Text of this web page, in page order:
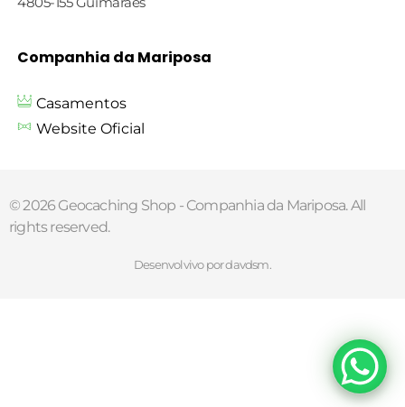
Companhia da Mariposa
Casamentos
Website Oficial
© 2026 Geocaching Shop - Companhia da Mariposa. All
rights reserved.
Desenvolvivo por davdsm.